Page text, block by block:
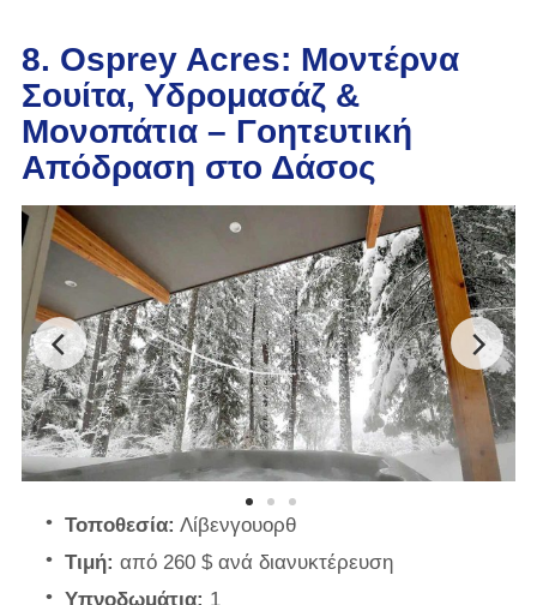
8. Osprey Acres: Μοντέρνα
Σουίτα, Υδρομασάζ &
Μονοπάτια – Γοητευτική
Απόδραση στο Δάσος
Τοποθεσία: Λίβενγουορθ
Τιμή: από 260 $ ανά διανυκτέρευση
Υπνοδωμάτια: 1